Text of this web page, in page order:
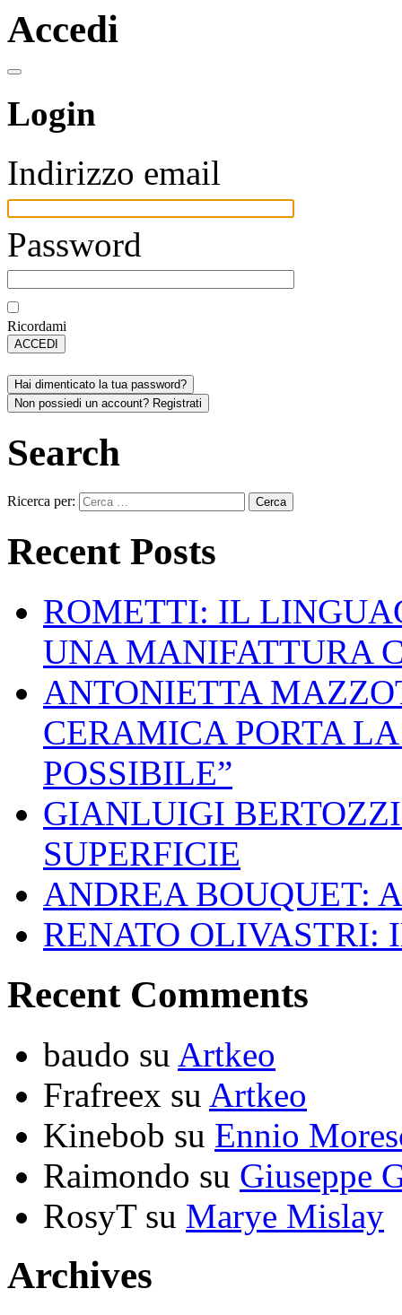
Accedi
Login
Indirizzo email
Password
Ricordami
ACCEDI
Hai dimenticato la tua password?
Non possiedi un account? Registrati
Search
Ricerca per:
Recent Posts
ROMETTI: IL
UNA MANIFATTURA
ANTONIETTA
CERAMICA PORTA
POSSIBILE”
GIANLUIGI
SUPERFICIE
ANDREA BOUQUET:
RENATO OLIVASTRI:
Recent Comments
baudo su Artkeo
Frafreex su Artkeo
Kinebob su Ennio
Raimondo su Giuseppe
RosyTsu Marye Mislay
Archives